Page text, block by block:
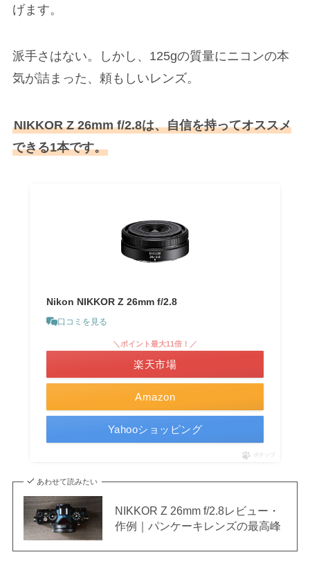
げます。
派手さはない。しかし、125gの質量にニコンの本
気が詰まった、頼もしいレンズ。
NIKKOR Z 26mm f/2.8は、自信を持ってオススメ
できる1本です。
Nikon NIKKOR Z 26mm f/2.8
口コミを見る
Amazon
＼ポイント最大11倍！／
楽天市場
Yahooショッピング
ポチップ
あわせて読みたい
NIKKOR Z 26mm f/2.8レビュー・
作例｜パンケーキレンズの最高峰